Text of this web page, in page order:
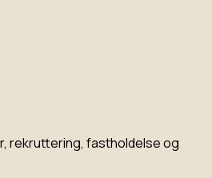
rekruttering, fastholdelse og